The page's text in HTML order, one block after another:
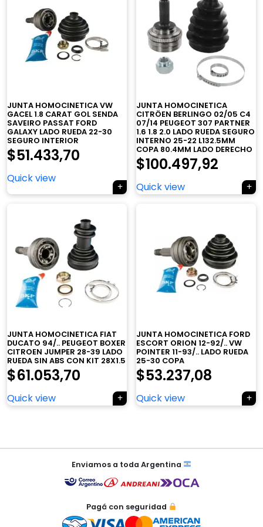
JUNTA HOMOCINETICA VW
GACEL 1.8 CARAT GOL SENDA
SAVEIRO PASSAT FORD
GALAXY LADO RUEDA 22-30
SEGURO INTERIOR
$51.433,70
Quick view
JUNTA HOMOCINETICA
CITRÖEN BERLINGO 02/05 C4
07/14 PEUGEOT 307 PARTNER
1.6 1.8 2.0 LADO RUEDA SEGURO
INTERNO 25-22 L132.5MM
COPA 80.4MM LADO DERECHO
$100.497,92
Quick view
JUNTA HOMOCINETICA FIAT
DUCATO 94/.. PEUGEOT BOXER
CITROEN JUMPER 28-39 LADO
RUEDA SIN ABS CON KIT 28X1.5
$61.053,70
Quick view
JUNTA HOMOCINETICA FORD
ESCORT ORION 12-92/.. VW
POINTER 11-93/.. LADO RUEDA
25-30 COPA
$53.237,08
Quick view
entradas
Enviamos a toda Argentina
Pagá con seguridad
Tu carrito está vacío.